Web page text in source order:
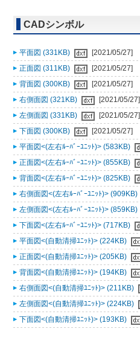
CADシンボル
平面図 (331KB)
[2021/05/27]
正面図 (311KB)
[2021/05/27]
背面図 (300KB)
[2021/05/27]
右側面図 (321KB)
[2021/05/27]
左側面図 (331KB)
[2021/05/27]
下面図 (300KB)
[2021/05/27]
平面図<(左右ﾙｰﾊﾞｰﾕﾆｯﾄ)> (583KB)
正面図<(左右ﾙｰﾊﾞｰﾕﾆｯﾄ)> (855KB)
背面図<(左右ﾙｰﾊﾞｰﾕﾆｯﾄ)> (825KB)
右側面図<(左右ﾙｰﾊﾞｰﾕﾆｯﾄ)> (909KB)
左側面図<(左右ﾙｰﾊﾞｰﾕﾆｯﾄ)> (859KB)
下面図<(左右ﾙｰﾊﾞｰﾕﾆｯﾄ)> (717KB)
平面図<(自動清掃ﾕﾆｯﾄ)> (224KB)
正面図<(自動清掃ﾕﾆｯﾄ)> (205KB)
背面図<(自動清掃ﾕﾆｯﾄ)> (194KB)
右側面図<(自動清掃ﾕﾆｯﾄ)> (211KB)
左側面図<(自動清掃ﾕﾆｯﾄ)> (224KB)
下面図<(自動清掃ﾕﾆｯﾄ)> (193KB)